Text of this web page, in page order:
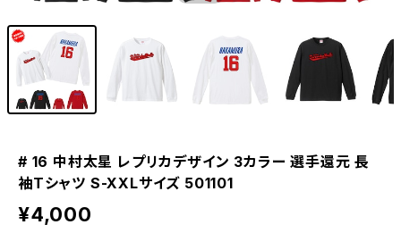
# 16 中村太星 レプリカデザイン 3カラー 選手還元 長
袖Tシャツ S-XXLサイズ 501101
¥4,000